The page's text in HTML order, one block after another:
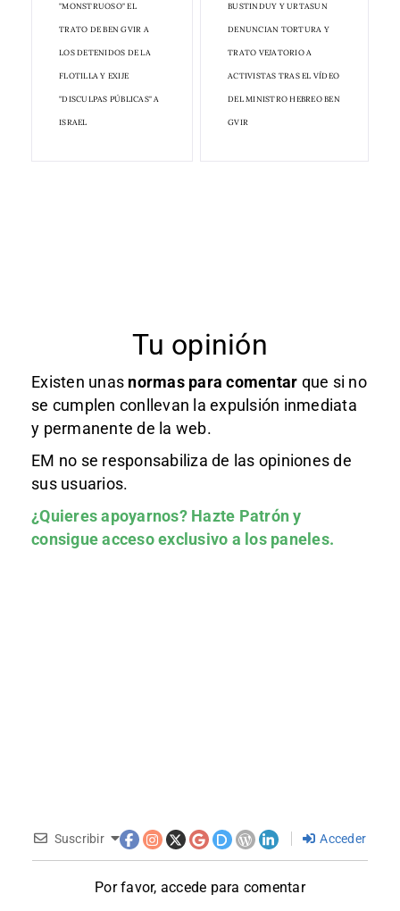
"MONSTRUOSO" EL
TRATO DE BEN GVIR A
LOS DETENIDOS DE LA
FLOTILLA Y EXIJE
"DISCULPAS PÚBLICAS" A
ISRAEL
BUSTINDUY Y URTASUN
DENUNCIAN TORTURA Y
TRATO VEJATORIO A
ACTIVISTAS TRAS EL VÍDEO
DEL MINISTRO HEBREO BEN
GVIR
Tu opinión
Existen unas normas para comentar que si no
se cumplen conllevan la expulsión inmediata
y permanente de la web.
EM no se responsabiliza de las opiniones de
sus usuarios.
¿Quieres apoyarnos? Hazte Patróny
consigue acceso exclusivo a los paneles.
Suscribir Acceder
Por favor, accede para comentar